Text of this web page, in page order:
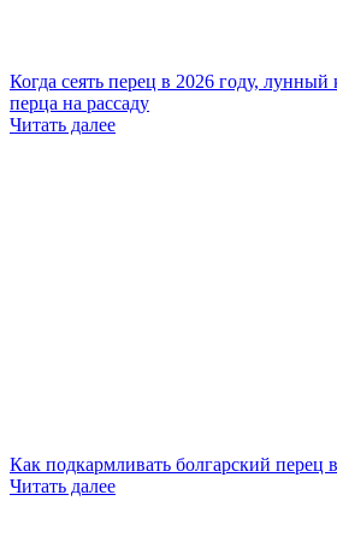
Когда сеять перец в 2026 году, лунный
перца на рассаду
Читать далее
Как подкармливать болгарский перец
Читать далее